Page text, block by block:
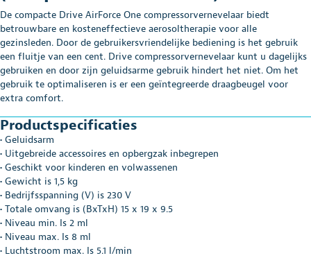
De compacte Drive AirForce One compressorvernevelaar biedt
betrouwbare en kosteneffectieve aerosoltherapie voor alle
gezinsleden. Door de gebruikersvriendelijke bediening is het gebruik
een fluitje van een cent. Drive compressorvernevelaar kunt u dagelijks
gebruiken en door zijn geluidsarme gebruik hindert het niet. Om het
gebruik te optimaliseren is er een geïntegreerde draagbeugel voor
extra comfort.
Productspecificaties
• Geluidsarm
• Uitgebreide accessoires en opbergzak inbegrepen
• Geschikt voor kinderen en volwassenen
• Gewicht is 1,5 kg
• Bedrijfsspanning (V) is 230 V
• Totale omvang is (BxTxH) 15 x 19 x 9.5
• Niveau min. Is 2 ml
• Niveau max. Is 8 ml
• Luchtstroom max. Is 5.1 l/min